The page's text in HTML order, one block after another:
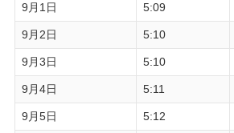
9月1日 5:09
9月2日 5:10
9月3日 5:10
9月4日 5:11
9月5日 5:12